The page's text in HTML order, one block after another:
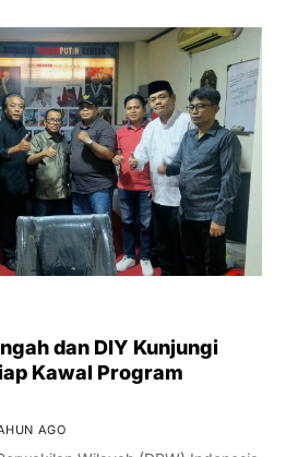
dan DIY Kunjungi
Kawal Program
AGO